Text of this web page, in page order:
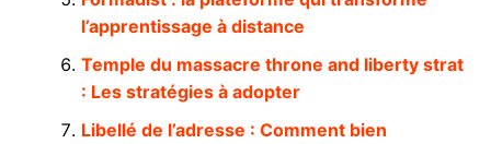
l’apprentissage à distance
Temple du massacre throne and liberty strat
: Les stratégies à adopter
Libellé de l’adresse : Comment bien